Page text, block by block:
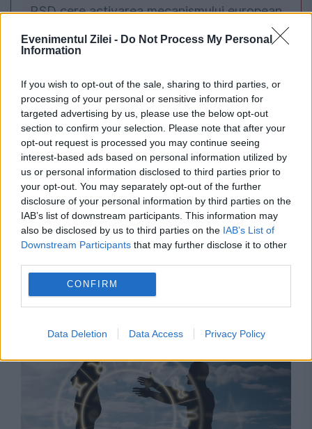
Evenimentul Zilei - Do Not Process My Personal
Information
If you wish to opt-out of the sale, sharing to third parties, or
processing of your personal or sensitive information for
targeted advertising by us, please use the below opt-out
section to confirm your selection. Please note that after your
opt-out request is processed you may continue seeing
interest-based ads based on personal information utilized by
us or personal information disclosed to third parties prior to
your opt-out. You may separately opt-out of the further
disclosure of your personal information by third parties on the
IAB’s list of downstream participants. This information may
also be disclosed by us to third parties on the IAB’s List of
Downstream Participants that may further disclose it to other
CONFIRM
Data Deletion Data Access Privacy Policy
PSD cere activarea mecanismului european
de urgență pentru energie și susține
adresa lui Bolojan
Dragnea îi dă lecții lui Grindeanu: „Nu are nicio
putere. PSD a devenit unealta lui Nicușor Dan”